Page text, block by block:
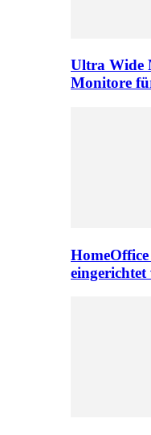
Ultra Wide
Monitore
eingerichtet